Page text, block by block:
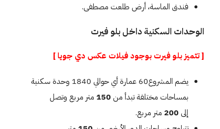
فندق الماسة، أرض طلعت مصطفى.
الوحدات السكنية داخل بلو فيرت
[ تتميز بلو فيرت بوجود فيلات عكس دي جويا ]
يضم المشروع60 عمارة أي حوالي 1840 وحدة سكنية
بمساحات مختلفة تبدأ من
متر مربع وتصل
إلى 200 متر مربع.